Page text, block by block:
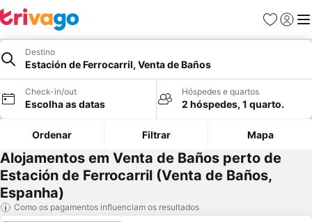
Favoritos
Iniciar
Destino
Estación de Ferrocarril, Venta de Baños
Check-in/out
Escolha as datas
Hóspedes e quartos
2 hóspedes, 1 quarto.
Ordenar Filtrar Mapa
Alojamentos em Venta de Baños perto de
Estación de Ferrocarril (Venta de Baños,
Espanha)
Como os pagamentos influenciam os resultados